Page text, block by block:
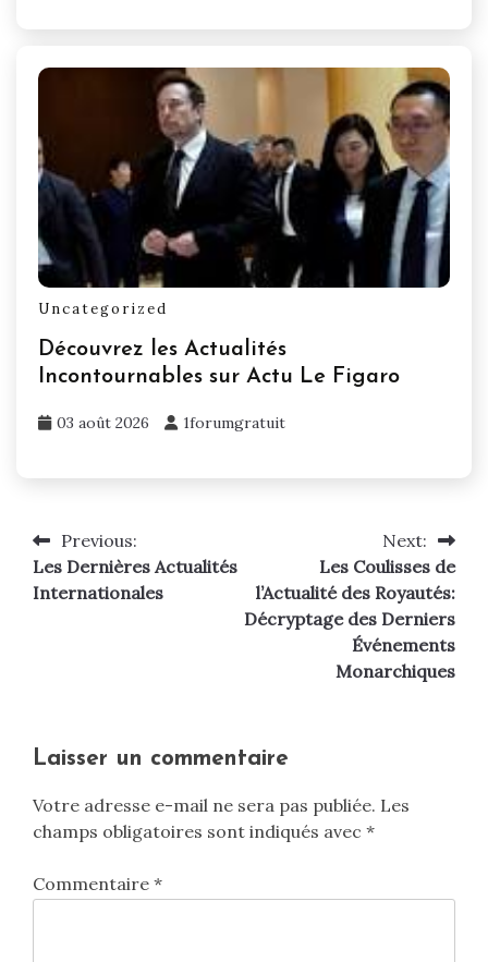
Uncategorized
Découvrez les Actualités
Incontournables sur Actu Le Figaro
03 août 2026 1forumgratuit
Navigation
de
Previous:
Les Dernières Actualités
Internationales
Next:
Les Coulisses de
l’Actualité des Royautés:
Décryptage des Derniers
Événements
Monarchiques
Laisser un commentaire
Votre adresse e-mail ne sera pas publiée. Les
champs obligatoires sont indiqués avec *
Commentaire *